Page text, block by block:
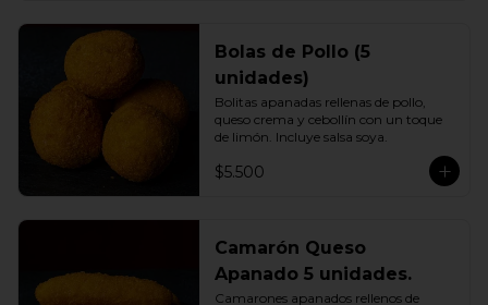
Bolas de Pollo (5
unidades)
Bolitas apanadas rellenas de pollo,
queso crema y cebollín con un toque
de limón. Incluye salsa soya.
$5.500
Camarón Queso
Apanado 5 unidades.
Camarones apanados rellenos de